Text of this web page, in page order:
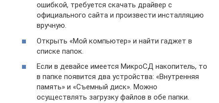
ошибкой, требуется скачать драйвер с
официального сайта и произвести инсталляцию
вручную.
Открыть «Мой компьютер» и найти гаджет в
списке папок.
Если в девайсе имеется МикроСД накопитель, то
в папке появится два устройства: «Внутренняя
память» и «Съемный диск». Можно
осуществлять загрузку файлов в обе папки.